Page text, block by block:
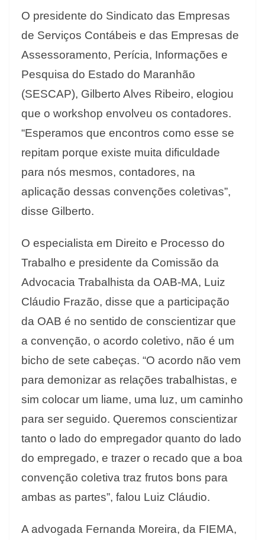
O presidente do Sindicato das Empresas
de Serviços Contábeis e das Empresas de
Assessoramento, Perícia, Informações e
Pesquisa do Estado do Maranhão
(SESCAP), Gilberto Alves Ribeiro, elogiou
que o workshop envolveu os contadores.
“Esperamos que encontros como esse se
repitam porque existe muita dificuldade
para nós mesmos, contadores, na
aplicação dessas convenções coletivas”,
disse Gilberto.
O especialista em Direito e Processo do
Trabalho e presidente da Comissão da
Advocacia Trabalhista da OAB-MA, Luiz
Cláudio Frazão, disse que a participação
da OAB é no sentido de conscientizar que
a convenção, o acordo coletivo, não é um
bicho de sete cabeças. “O acordo não vem
para demonizar as relações trabalhistas, e
sim colocar um liame, uma luz, um caminho
para ser seguido. Queremos conscientizar
tanto o lado do empregador quanto do lado
do empregado, e trazer o recado que a boa
convenção coletiva traz frutos bons para
ambas as partes”, falou Luiz Cláudio.
A advogada Fernanda Moreira, da FIEMA,